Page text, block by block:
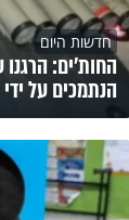
חדשות היום
החות'ים: הרגנו
הנתמכים על